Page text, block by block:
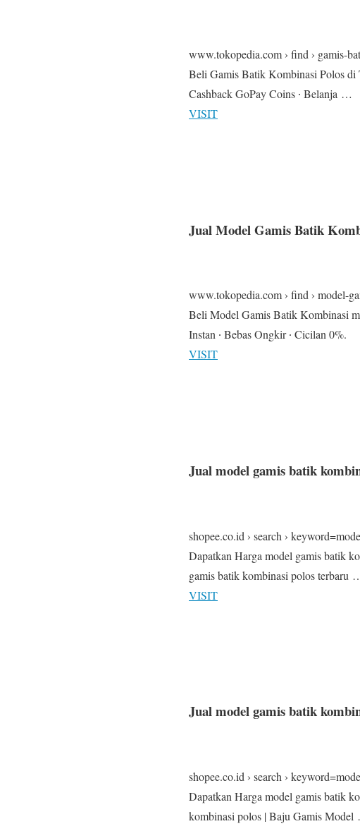
www.tokopedia.com › find › gamis-
Beli Gamis Batik Kombinasi Polos di
Cashback GoPay Coins ∙ Belanja …
VISIT
Jual Model Gamis Batik
www.tokopedia.com › find › model-
Beli Model Gamis Batik Kombinasi
Instan ∙ Bebas Ongkir ∙ Cicilan 0%.
VISIT
Jual model gamis batik
shopee.co.id › search ›
Dapatkan Harga model gamis batik
gamis batik kombinasi polos terbaru
VISIT
Jual model gamis batik
shopee.co.id › search ›
Dapatkan Harga model gamis batik
kombinasi polos | Baju Gamis